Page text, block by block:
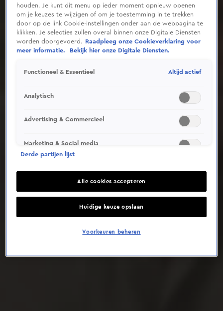
Deze video is niet beschikbaar op je huidige locatie
houden. Je kunt dit menu op ieder moment opnieuw openen
om je keuzes te wijzigen of om je toestemming in te trekken
door op de link Cookie-instellingen onder aan de webpagina te
klikken. Je selecties zullen overal binnen onze Digitale Diensten
worden doorgevoerd.
Raadpleeg onze Cookieverklaring voor
meer informatie.
Bekijk hier onze Digitale Diensten.
Functioneel & Essentieel Altijd actief
Analytisch
Advertising & Commercieel
Marketing & Social media
Derde partijen lijst
Alle cookies accepteren
Huidige keuze opslaan
Voorkeuren beheren